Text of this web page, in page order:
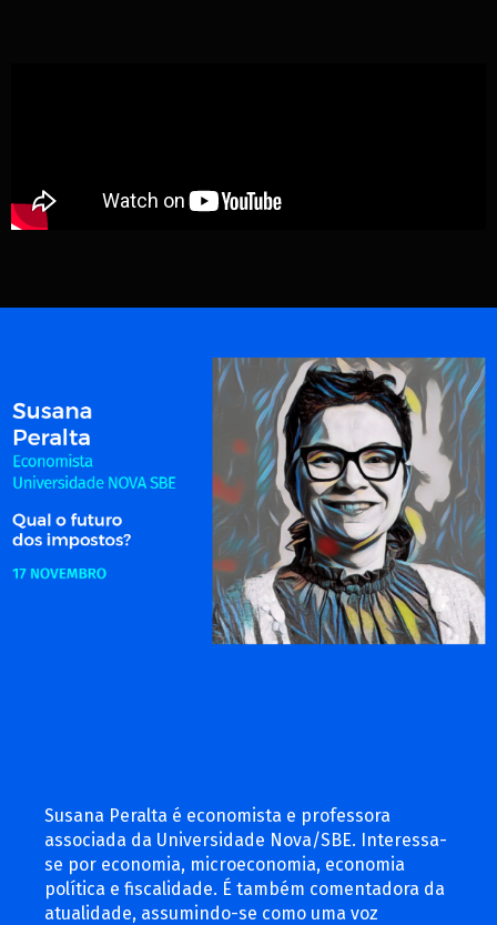
Susana Peralta é economista e professora
associada da Universidade Nova/SBE. Interessa-
se por economia, microeconomia, economia
política e fiscalidade. É também comentadora da
atualidade, assumindo-se como uma voz